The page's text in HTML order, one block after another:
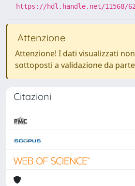
https://hdl.handle.net/11568/
Attenzione
Attenzione! I dati visualizzati
sottoposti a validazione da
Citazioni